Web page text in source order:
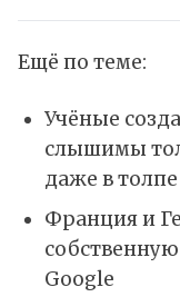
Ещё по теме:
Учёные
слышимы
даже в толпе
Франция и
Google